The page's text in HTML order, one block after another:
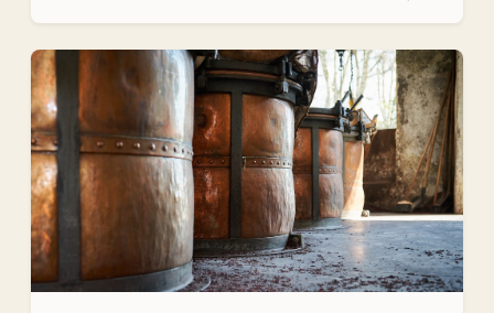
Qu’est ce que la Grappa ? – 4ème partie – Types